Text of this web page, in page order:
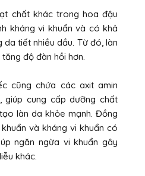
chất khác trong hoa đậu
kháng vi khuẩn và có khả
da tiết nhiều dầu. Từ đó, làn
độ đàn hồi hơn.
cũng chứa các axit amin
giúp cung cấp dưỡng chất
làn da khỏe mạnh. Đồng
và kháng vi khuẩn có
ngăn ngừa vi khuẩn gây
khác.